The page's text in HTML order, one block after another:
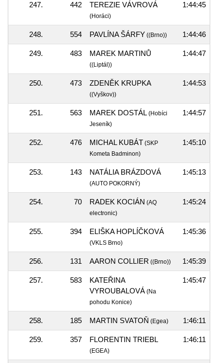
247. 442 TEREZIE VÁVROVÁ
(Horáci)
1:44:45
248. 554 PAVLÍNA ŠÁRFY ((Brno)) 1:44:46
249. 483 MAREK MARTINŮ
((Liptál))
1:44:47
250. 473 ZDENĚK KRUPKA
((Vyškov))
1:44:53
251. 563 MAREK DOSTÁL (Hobíci
Jeseník)
1:44:57
252. 476 MICHAL KUBÁT (SKP
Kometa Badminon)
1:45:10
253. 143 NATÁLIA BRÁZDOVÁ
(AUTO POKORNÝ)
1:45:13
254. 70 RADEK KOCIÁN (AQ
electronic)
1:45:24
255. 394 ELIŠKA HOPLÍČKOVÁ
(VKLS Brno)
1:45:36
256. 131 AARON COLLIER ((Brno)) 1:45:39
257. 583
KATEŘINA
VYROUBALOVÁ (Na
pohodu Konice)
1:45:47
258. 185 MARTIN SVATOŇ (Egea) 1:46:11
259. 357 FLORENTIN TRIEBL
(EGEA)
1:46:11